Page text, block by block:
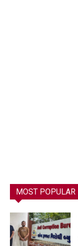
MOST POPULAR